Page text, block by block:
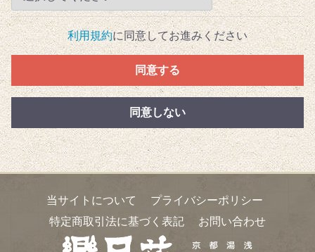
利用規約に同意してお進みください
同意する
同意しない
当サイトについて
プライバシーポリシー
特定商取引法に基づく表記
お問い合わせ